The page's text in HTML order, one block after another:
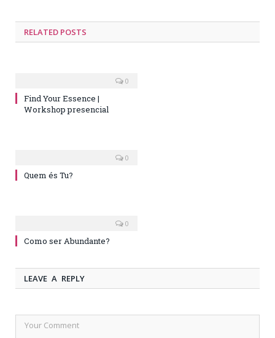
RELATED POSTS
0
Find Your Essence |
Workshop presencial
0
Quem és Tu?
0
Como ser Abundante?
LEAVE A REPLY